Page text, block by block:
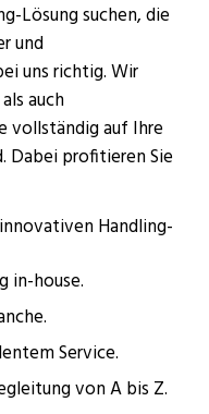
Lösung suchen, die
und
uns richtig. Wir
auch
vollständig auf Ihre
Dabei profitieren Sie
Handling-
in-house.
Service.
von A bis Z.